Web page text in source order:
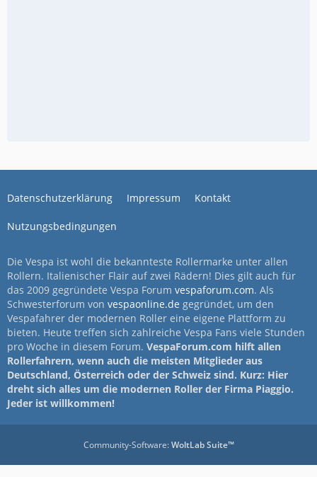
Datenschutzerklärung Impressum Kontakt
Nutzungsbedingungen
Die Vespa ist wohl die bekannteste Rollermarke unter allen
Rollern. Italienischer Flair auf zwei Rädern! Dies gilt auch für
das 2009 gegründete Vespa Forum vespaforum.com. Als
Schwesterforum von vespaonline.de gegründet, um den
Vespafahrer der modernen Roller eine eigene Plattform zu
bieten. Heute treffen sich zahlreiche Vespa Fans viele Stunden
pro Woche in diesem Forum. VespaForum.com hilft allen
Rollerfahrern, wenn auch die meisten Mitglieder aus
Deutschland, Österreich oder der Schweiz sind. Kurz: Hier
dreht sich alles um die modernen Roller der Firma Piaggio.
Jeder ist willkommen!
Community-Software:WoltLab Suite™